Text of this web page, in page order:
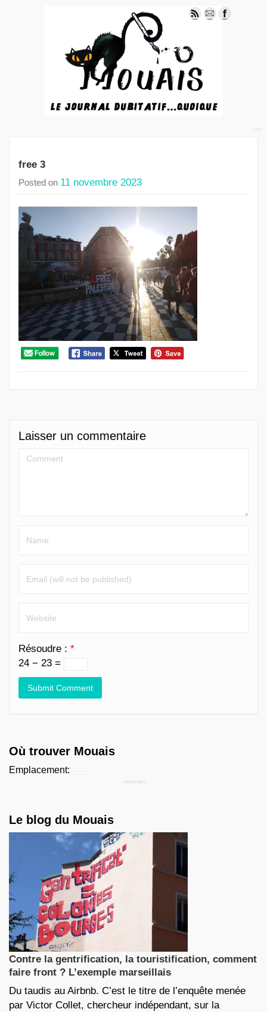
free 3
Posted on 11 novembre 2023
Laisser un commentaire
Résoudre : *
24 − 23 =
Où trouver Mouais
Emplacement:
Le blog du Mouais
Contre la gentrification, la touristification, comment
faire front ? L’exemple marseillais
Du taudis au Airbnb. C’est le titre de l’enquête menée
par Victor Collet, chercheur indépendant, sur la